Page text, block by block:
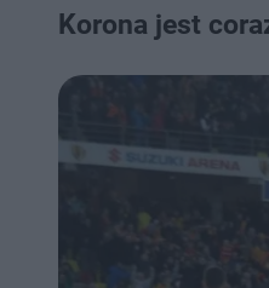
Korona jest